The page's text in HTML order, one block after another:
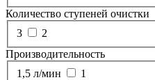
Количество ступеней очистки
3
2
Производительность
1,5 л/мин
1